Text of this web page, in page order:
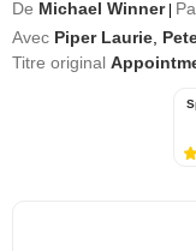
De Michael Winner
Avec Piper Laurie
Titre original